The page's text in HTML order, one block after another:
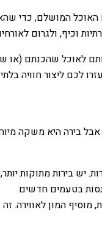
המושלם, כדי
וכיף, ולגרום
לאוכל שהכנתם (או
לכם ליצור חוויה
בירה היא משקה
יש בירות מתוקות
בטעמים חדשים.
המון לאווירה.